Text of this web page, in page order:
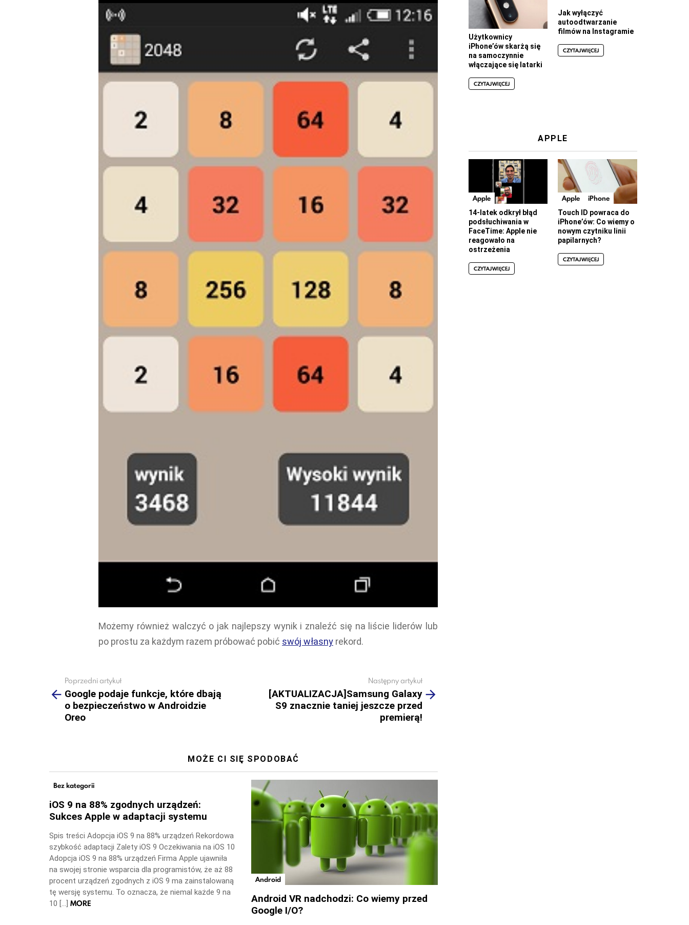
Możemy również walczyć o jak najlepszy wynik i znaleźć się na liście liderów lub
po prostu za każdym razem próbować pobić swój własny rekord.
more
Poprzedni artykuł
Google podaje funkcje, które dbają
o bezpieczeństwo w Androidzie
Oreo
Następny artykuł
[AKTUALIZACJA]Samsung Galaxy
S9 znacznie taniej jeszcze przed
premierą!
MOŻE CI SIĘ SPODOBAĆ
Bez kategorii
iOS 9 na 88% zgodnych urządzeń:
Sukces Apple w adaptacji systemu
Spis treści Adopcja iOS 9 na 88% urządzeń Rekordowa
szybkość adaptacji Zalety iOS 9 Oczekiwania na iOS 10
Adopcja iOS 9 na 88% urządzeń Firma Apple ujawniła
na swojej stronie wsparcia dla programistów, że aż 88
procent urządzeń zgodnych z iOS 9 ma zainstalowaną
tę wersję systemu. To oznacza, że niemal każde 9 na
10 […] MORE
Android
Android VR nadchodzi: Co wiemy przed
Google I/O?
Użytkownicy
iPhone’ów skarżą się
na samoczynnie
włączające się latarki
CZYTAJ WIĘCEJ
Jak wyłączyć
autoodtwarzanie
filmów na Instagramie
CZYTAJ WIĘCEJ
APPLE
Apple
14-latek odkrył błąd
podsłuchiwania w
FaceTime: Apple nie
reagowało na
ostrzeżenia
CZYTAJ WIĘCEJ
Apple iPhone
Touch ID powraca do
iPhone’ów: Co wiemy o
nowym czytniku linii
papilarnych?
CZYTAJ WIĘCEJ